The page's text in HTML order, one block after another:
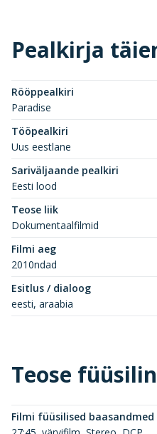
Pealkirja
Rööppealkiri
Paradise
Tööpealkiri
Uus eestlane
Sariväljaande pealkiri
Eesti lood
Teose liik
Dokumentaalfilmid
Filmi aeg
2010ndad
Esitlus / dialoog
eesti, araabia
Teose
Filmi füüsilised baasandmed